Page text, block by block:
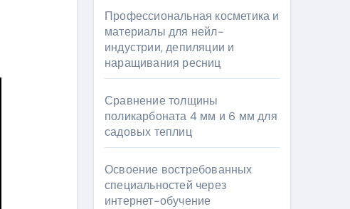
Профессиональная косметика и
материалы для нейл-
индустрии, депиляции и
наращивания ресниц
Сравнение толщины
поликарбоната 4 мм и 6 мм для
садовых теплиц
Освоение востребованных
специальностей через
интернет-обучение